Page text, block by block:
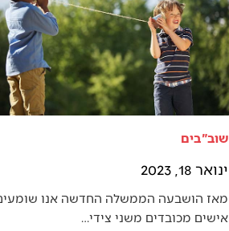
שוב"בים
ינואר 18, 2023
מאז הושבעה הממשלה החדשה אנו
אישים מכובדים משני צידי…